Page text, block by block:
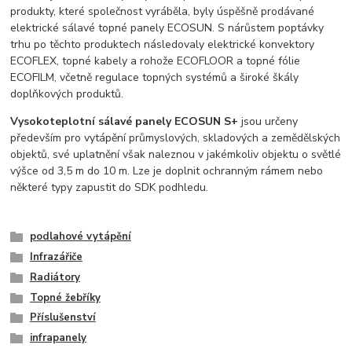
produkty, které společnost vyráběla, byly úspěšně prodávané
elektrické sálavé topné panely ECOSUN. S nárůstem poptávky
trhu po těchto produktech následovaly elektrické konvektory
ECOFLEX, topné kabely a rohože ECOFLOOR a topné fólie
ECOFILM, včetně regulace topných systémů a široké škály
doplňkových produktů.
Vysokoteplotní sálavé panely ECOSUN S+ jsou určeny
především pro vytápění průmyslových, skladových a zemědělských
objektů, své uplatnění však naleznou v jakémkoliv objektu o světlé
výšce od 3,5 m do 10 m. Lze je doplnit ochranným rámem nebo
některé typy zapustit do SDK podhledu.
podlahové vytápění
Infrazářiče
Radiátory
Topné žebříky
Příslušenství
infrapanely